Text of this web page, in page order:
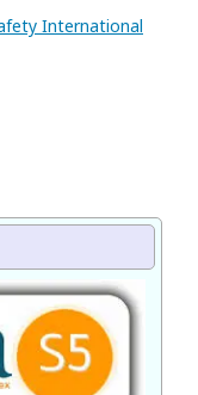
International